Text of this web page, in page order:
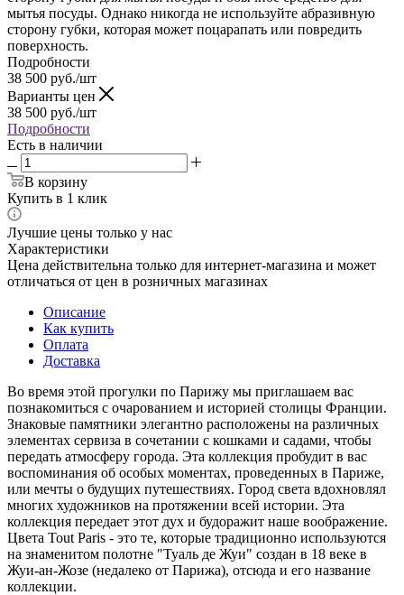
мытья посуды. Однако никогда не используйте абразивную
сторону губки, которая может поцарапать или повредить
поверхность.
Подробности
38 500 руб./шт
Варианты цен
38 500 руб./шт
Подробности
Есть в наличии
В корзину
Купить в 1 клик
Лучшие цены только у нас
Характеристики
Цена действительна только для интернет-магазина и может
отличаться от цен в розничных магазинах
Описание
Как купить
Оплата
Доставка
Во время этой прогулки по Парижу мы приглашаем вас
познакомиться с очарованием и историей столицы Франции.
Знаковые памятники элегантно расположены на различных
элементах сервиза в сочетании с кошками и садами, чтобы
передать атмосферу города. Эта коллекция пробудит в вас
воспоминания об особых моментах, проведенных в Париже,
или мечты о будущих путешествиях. Город света вдохновлял
многих художников на протяжении всей истории. Эта
коллекция передает этот дух и будоражит наше воображение.
Цвета Tout Paris - это те, которые традиционно используются
на знаменитом полотне "Туаль де Жуи" создан в 18 веке в
Жуи-ан-Жозе (недалеко от Парижа), отсюда и его название
коллекции.